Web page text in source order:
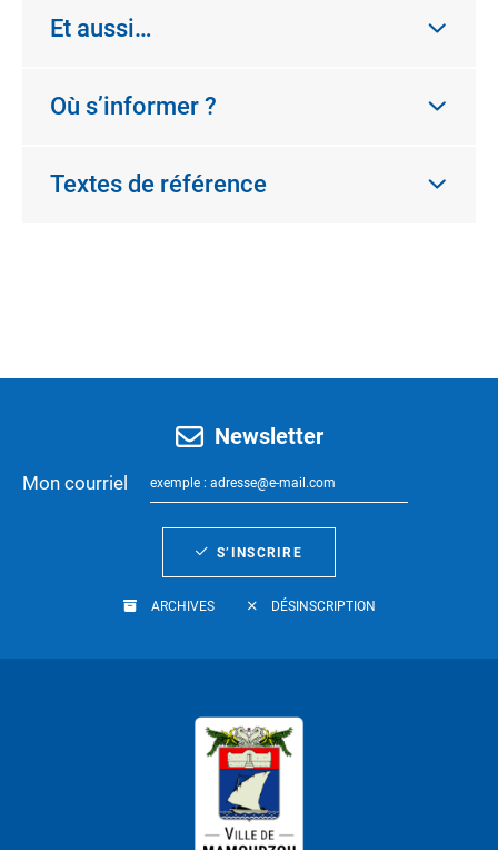
Et aussi…
Où s’informer ?
Textes de référence
Newsletter
Mon courriel
S’INSCRIRE
ARCHIVES DÉSINSCRIPTION